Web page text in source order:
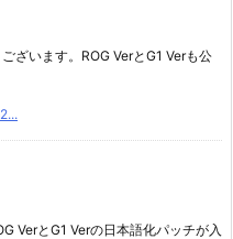
ざいます。ROG VerとG1 Verも公
VerとG1 Verの日本語化パッチが入